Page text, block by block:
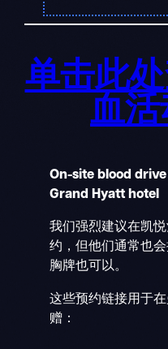
单击此
血
On-site blood
Grand Hyatt hotel
我们强烈建议在凯
约，但他们通常也
胸牌也可以。
这些预约链接用于
赠：